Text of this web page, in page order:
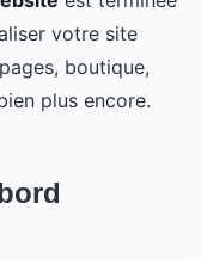
votre site
boutique,
plus encore.